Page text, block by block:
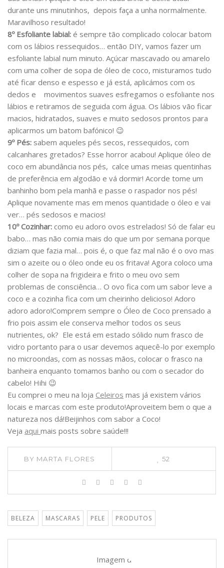
durante uns minutinhos, depois faça a unha normalmente.
Maravilhoso resultado!
8º Esfoliante labial: é sempre tão complicado colocar batom
com os lábios ressequidos… então DIY, vamos fazer um
esfoliante labial num minuto. Açúcar mascavado ou amarelo
com uma colher de sopa de óleo de coco, misturamos tudo
até ficar denso e espesso e já está, aplicámos com os
dedos e movimentos suaves esfregamos o esfoliante nos
lábios e retiramos de seguida com água. Os lábios vão ficar
macios, hidratados, suaves e muito sedosos prontos para
aplicarmos um batom bafónico! 😉
9º Pés: sabem aqueles pés secos, ressequidos, com
calcanhares gretados? Esse horror acabou! Aplique óleo de
coco em abundância nos pés, calce umas meias quentinhas
de preferência em algodão e vá dormir! Acorde tome um
banhinho bom pela manhã e passe o raspador nos pés!
Aplique novamente mas em menos quantidade o óleo e vai
ver… pés sedosos e macios!
10º Cozinhar: como eu adoro ovos estrelados! Só de falar eu
babo… mas não comia mais do que um por semana porque
diziam que fazia mal… pois é, o que faz mal não é o ovo mas
sim o azeite ou o óleo onde eu os fritava! Agora coloco uma
colher de sopa na frigideira e frito o meu ovo sem
problemas de consciência… O ovo fica com um sabor leve a
coco e a cozinha fica com um cheirinho delicioso! Adoro
adoro adoro!Comprem sempre o Óleo de Coco prensado a
frio pois assim ele conserva melhor todos os seus
nutrientes, ok? Ele está em estado sólido num frasco de
vidro portanto para o usar devemos aquecê-lo por exemplo
no microondas, com as nossas mãos, colocar o frasco na
banheira enquanto tomamos banho ou com o secador do
cabelo! Hihi 😉
Eu comprei o meu na loja Celeiros mas já existem vários
locais e marcas com este produto!Aproveitem bem o que a
natureza nos dá!Beijinhos com sabor a Coco!
Veja aqui mais posts sobre saúde!!!
BY MARTA FLORES 52
BELEZA MASCARAS PELE PRODUTOS